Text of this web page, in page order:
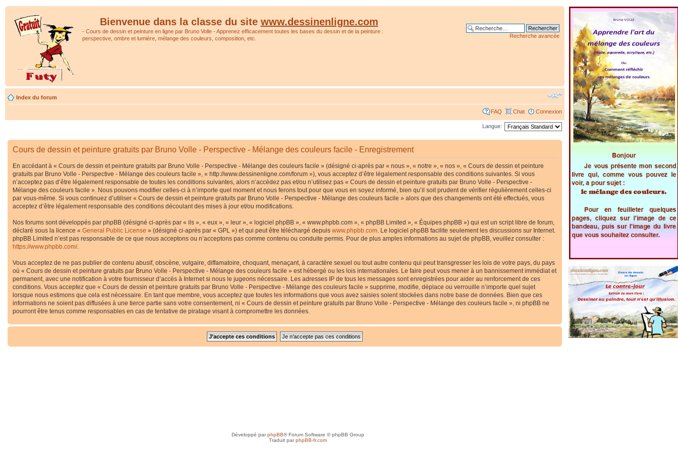
Bienvenue dans la classe du site www.dessinenligne.com
- Cours de dessin et peinture en ligne par Bruno Volle - Apprenez efficacement toutes les bases du dessin et de la peinture :
perspective, ombre et lumière, mélange des couleurs, composition, etc.
Recherche avancée
Index du forum
FAQ Chat Connexion
Langue:
Cours de dessin et peinture gratuits par Bruno Volle - Perspective - Mélange des couleurs facile - Enregistrement
En accédant à « Cours de dessin et peinture gratuits par Bruno Volle - Perspective - Mélange des couleurs facile » (désigné ci-après par « nous », « notre », « nos », « Cours de dessin et peinture
gratuits par Bruno Volle - Perspective - Mélange des couleurs facile », « http://www.dessinenligne.com/forum »), vous acceptez d’être légalement responsable des conditions suivantes. Si vous
n’acceptez pas d’être légalement responsable de toutes les conditions suivantes, alors n’accédez pas et/ou n’utilisez pas « Cours de dessin et peinture gratuits par Bruno Volle - Perspective -
Mélange des couleurs facile ». Nous pouvons modifier celles-ci à n’importe quel moment et nous ferons tout pour que vous en soyez informé, bien qu’il soit prudent de vérifier régulièrement celles-ci
par vous-même. Si vous continuez d’utiliser « Cours de dessin et peinture gratuits par Bruno Volle - Perspective - Mélange des couleurs facile » alors que des changements ont été effectués, vous
acceptez d’être légalement responsable des conditions découlant des mises à jour et/ou modifications.
Nos forums sont développés par phpBB (désigné ci-après par « ils », « eux », « leur », « logiciel phpBB », « www.phpbb.com », « phpBB Limited », « Équipes phpBB ») qui est un script libre de forum,
déclaré sous la licence « General Public License » (désigné ci-après par « GPL ») et qui peut être téléchargé depuis www.phpbb.com . Le logiciel phpBB facilite seulement les discussions sur Internet.
phpBB Limited n’est pas responsable de ce que nous acceptons ou n’acceptons pas comme contenu ou conduite permis. Pour de plus amples informations au sujet de phpBB, veuillez consulter :
https://www.phpbb.com/.
Vous acceptez de ne pas publier de contenu abusif, obscène, vulgaire, diffamatoire, choquant, menaçant, à caractère sexuel ou tout autre contenu qui peut transgresser les lois de votre pays, du pays
où « Cours de dessin et peinture gratuits par Bruno Volle - Perspective - Mélange des couleurs facile » est hébergé ou les lois internationales. Le faire peut vous mener à un bannissement immédiat et
permanent, avec une notification à votre fournisseur d’accès à Internet si nous le jugeons nécessaire. Les adresses IP de tous les messages sont enregistrées pour aider au renforcement de ces
conditions. Vous acceptez que « Cours de dessin et peinture gratuits par Bruno Volle - Perspective - Mélange des couleurs facile » supprime, modifie, déplace ou verrouille n’importe quel sujet
lorsque nous estimons que cela est nécessaire. En tant que membre, vous acceptez que toutes les informations que vous avez saisies soient stockées dans notre base de données. Bien que ces
informations ne soient pas diffusées à une tierce partie sans votre consentement, ni « Cours de dessin et peinture gratuits par Bruno Volle - Perspective - Mélange des couleurs facile », ni phpBB ne
pourront être tenus comme responsables en cas de tentative de piratage visant à compromettre les données.
Développé parphpBB® Forum Software © phpBB Group
Traduit parphpBB-fr.com